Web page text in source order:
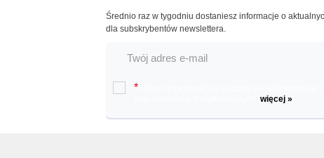
Średnio raz w tygodniu dostaniesz informacje o
dla subskrybentów newslettera.
*
więcej »